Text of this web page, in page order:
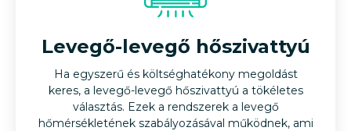
Levegő-víz hőszivattyú
Legnépszerűbb hőszivattyú típus lakossági
felhasználásra. A levegő-víz hőszivattyú a kültéri levegő
hőenergiáját használja fel a belső vízrendszer fűtésére,
így csökkentve a hagyományos fűtési költségeket és
növelve az energiahatékonyságot.
Levegő-levegő hőszivattyú
Ha egyszerű és költséghatékony megoldást
keres, a levegő-levegő hőszivattyú a tökéletes
választás. Ezek a rendszerek a levegő
hőmérsékletének szabályozásával működnek, ami